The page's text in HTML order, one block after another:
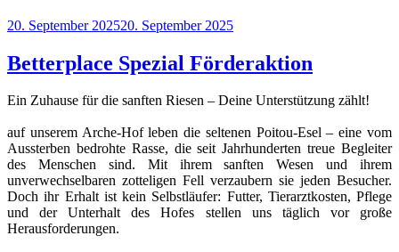
Veröffentlicht
20. September 202520. September 2025
Betterplace Spezial Förderaktion
Ein Zuhause für die sanften Riesen – Deine Unterstützung zählt!
auf unserem Arche-Hof leben die seltenen Poitou-Esel – eine vom
Aussterben bedrohte Rasse, die seit Jahrhunderten treue Begleiter
des Menschen sind. Mit ihrem sanften Wesen und ihrem
unverwechselbaren zotteligen Fell verzaubern sie jeden Besucher.
Doch ihr Erhalt ist kein Selbstläufer: Futter, Tierarztkosten, Pflege
und der Unterhalt des Hofes stellen uns täglich vor große
Herausforderungen.